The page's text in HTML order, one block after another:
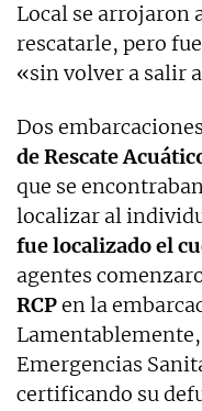
Local se arrojaron
rescatarle, pero
«sin volver a salir
Dos
de Rescate
que se
localizar al
fue localizado el
agentes
RCPen la
Emergencias
certificando su